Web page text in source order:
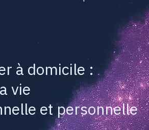
à domicile :
vie
et personnelle